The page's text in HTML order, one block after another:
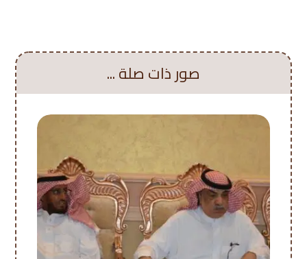
صور ذات صلة ...